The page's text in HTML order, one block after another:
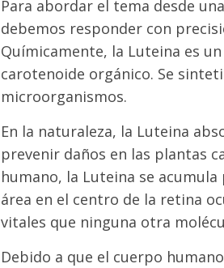
Para abordar el tema desde
debemos responder con
Químicamente, la Luteina es
carotenoide orgánico. Se
microorganismos.
En la naturaleza, la Luteina
prevenir daños en las plantas
humano, la Luteina se
área en el centro de la retina
vitales que ninguna otra
Debido a que el cuerpo